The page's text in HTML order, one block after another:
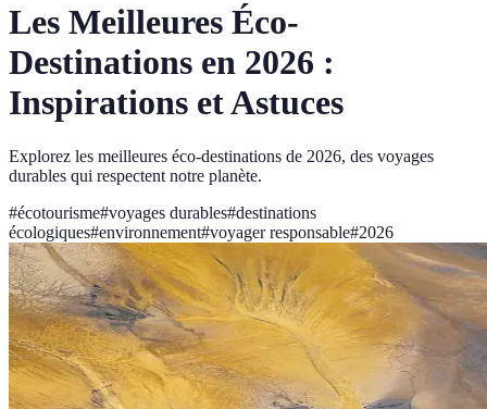
Les Meilleures Éco-
Destinations en 2026 :
Inspirations et Astuces
Explorez les meilleures éco-destinations de 2026, des voyages
durables qui respectent notre planète.
#écotourisme#voyages durables#destinations
écologiques#environnement#voyager responsable#2026